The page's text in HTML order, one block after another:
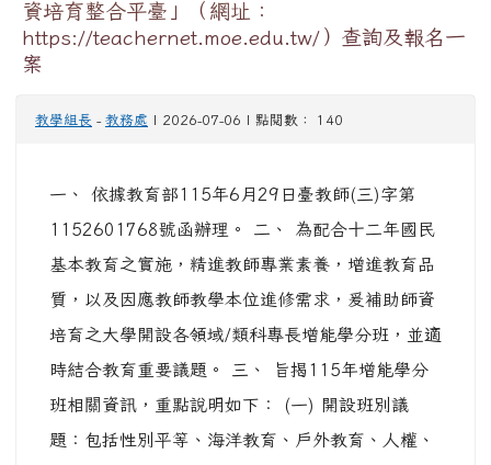
資培育整合平臺」（網址：
https://teachernet.moe.edu.tw/）查詢及報名一
案
教學組長 - 教務處 | 2026-07-06 | 點閱數： 140
一、 依據教育部115年6月29日臺教師(三)字第
1152601768號函辦理。 二、 為配合十二年國民
基本教育之實施，精進教師專業素養，增進教育品
質，以及因應教師教學本位進修需求，爰補助師資
培育之大學開設各領域/類科專長增能學分班，並適
時結合教育重要議題。 三、 旨揭115年增能學分
班相關資訊，重點說明如下： (一) 開設班別議
題：包括性別平等、海洋教育、戶外教育、人權、